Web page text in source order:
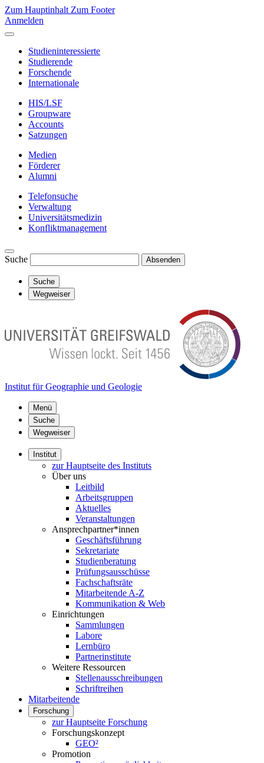
Zum Hauptinhalt Zum Footer
Anmelden
Studieninteressierte
Studierende
Forschende
Internationale
HIS/LSF
Groupware
Accounts
Satzungen
Medien
Förderer
Alumni
Telefonsuche
Verwaltung
Universitätsmedizin
Konfliktmanagement
Suche Absenden
Suche
Wegweiser
Institut für Geographie und Geologie
Menü
Suche
Wegweiser
Institut
zur Hauptseite des Instituts
Über uns
Leitbild
Arbeitsgruppen
Aktuelles
Veranstaltungen
Ansprechpartner*innen
Geschäftsführung
Sekretariate
Studienberatung
Prüfungsausschüsse
Fachschaftsräte
Mitarbeitende A-Z
Kommunikation & Web
Einrichtungen
Sammlungen
Labore
Lernbüro
Partnerinstitute
Weitere Ressourcen
Stellenausschreibungen
Schriftreihen
Mitarbeitende
Forschung
zur Hauptseite Forschung
Forschungskonzept
GEO²
Promotion